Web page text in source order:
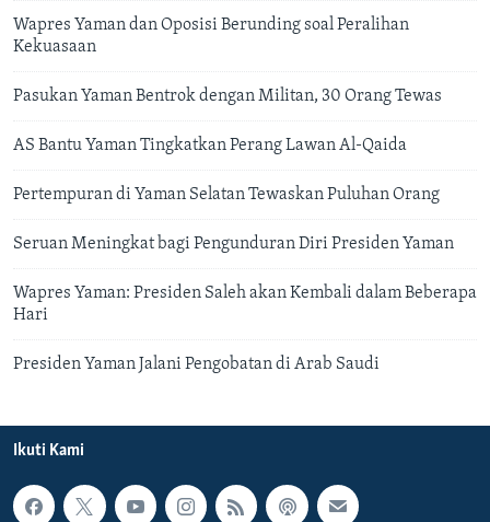
Wapres Yaman dan Oposisi Berunding soal Peralihan
Kekuasaan
Pasukan Yaman Bentrok dengan Militan, 30 Orang Tewas
AS Bantu Yaman Tingkatkan Perang Lawan Al-Qaida
Pertempuran di Yaman Selatan Tewaskan Puluhan Orang
Seruan Meningkat bagi Pengunduran Diri Presiden Yaman
Wapres Yaman: Presiden Saleh akan Kembali dalam Beberapa
Hari
Presiden Yaman Jalani Pengobatan di Arab Saudi
Ikuti Kami